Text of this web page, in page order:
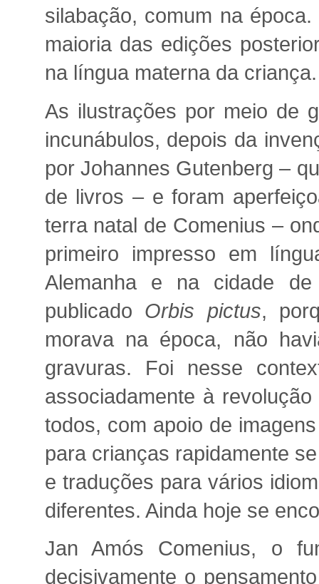
silabação, comum na
maioria das edições
na língua materna da criança.
As ilustrações por meio de
incunábulos, depois da
por Johannes Gutenberg –
de livros – e foram
terra natal de Comenius –
primeiro impresso em
Alemanha e na cidade
publicado Orbis pictus,
morava na época, não
gravuras. Foi nesse
associadamente à
todos, com apoio de
para crianças rapidamente
e traduções para vários
diferentes. Ainda hoje se
Jan Amós Comenius, o
decisivamente o